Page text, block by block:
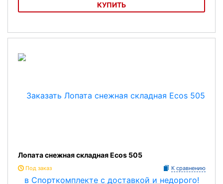
КУПИТЬ
Лопата снежная складная Снаряжение Park 504
Лопата снежная складная Ecos 505
Под заказ К сравнению